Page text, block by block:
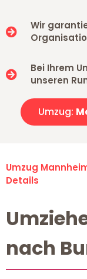
Wir
Bei Ihrem
unseren
Umzug:
Umzug
Details
nach